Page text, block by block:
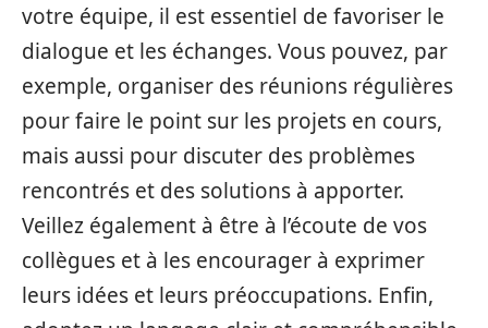
votre équipe, il est essentiel de favoriser le
dialogue et les échanges. Vous pouvez, par
exemple, organiser des réunions régulières
pour faire le point sur les projets en cours,
mais aussi pour discuter des problèmes
rencontrés et des solutions à apporter.
Veillez également à être à l’écoute de vos
collègues et à les encourager à exprimer
leurs idées et leurs préoccupations. Enfin,